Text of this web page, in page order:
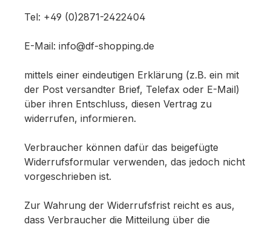
Tel: +49 (0)2871-2422404
E-Mail: info@df-shopping.de
mittels einer eindeutigen Erklärung (z.B. ein mit
der Post versandter Brief, Telefax oder E-Mail)
über ihren Entschluss, diesen Vertrag zu
widerrufen, informieren.
Verbraucher können dafür das beigefügte
Widerrufsformular verwenden, das jedoch nicht
vorgeschrieben ist.
Zur Wahrung der Widerrufsfrist reicht es aus,
dass Verbraucher die Mitteilung über die